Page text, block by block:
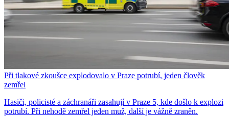
Při tlakové zkoušce explodovalo v Praze potrubí, jeden člověk
zemřel
Hasiči, policisté a záchranáři zasahují v Praze 5, kde došlo k explozi
potrubí. Při nehodě zemřel jeden muž, další je vážně zraněn.